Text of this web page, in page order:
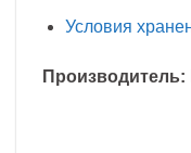
Условия
Производитель: